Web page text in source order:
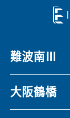
難波南Ⅲ
大阪鶴橋